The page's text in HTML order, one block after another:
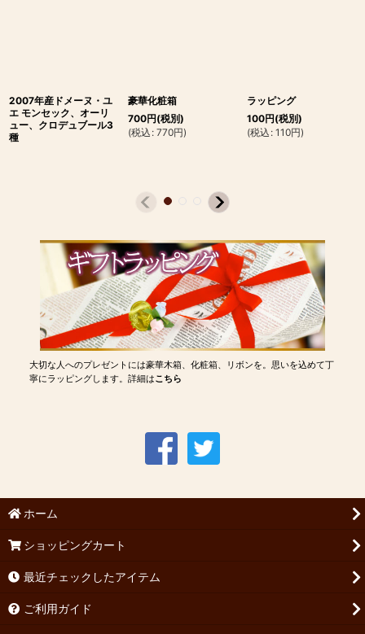
2007年産ドメーヌ・ユ
エ モンセック、オーリ
ュー、クロデュブール3
種
豪華化粧箱
700円(税別)
(税込 : 770円)
ラッピング
100円(税別)
(税込 : 110円)
大切な人へのプレゼントには豪華木箱、化粧箱、リボンを。思いを込めて丁
寧にラッピングします。詳細はこちら
ホーム
ショッピングカート
最近チェックしたアイテム
ご利用ガイド